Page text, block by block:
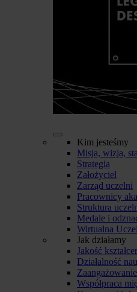
Kim jesteśmy
Misja, wizja,
Strategia
Założyciel
Zarząd uczelni
Pracownicy
Struktura
Medale i
Wirtualna
Jak działamy
Jakość
Działalność
Współpraca